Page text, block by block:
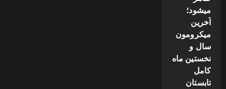
میشود؛
آخرین
میکرومون
سال و
نخستین ماه
کامل
تابستان